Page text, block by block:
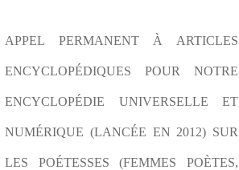
APPEL PERMANENT À ARTICLES
ENCYCLOPÉDIQUES POUR NOTRE
ENCYCLOPÉDIE UNIVERSELLE ET
NUMÉRIQUE (LANCÉE EN 2012) SUR
LES POÉTESSES (FEMMES POÈTES,